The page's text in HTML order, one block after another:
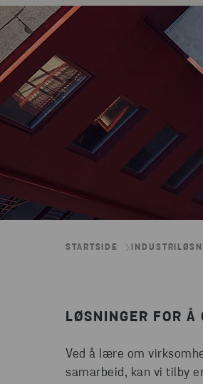
STARTSIDE
LØSNINGER FOR Å
Ved å lære om
samarbeid, kan vi tilby